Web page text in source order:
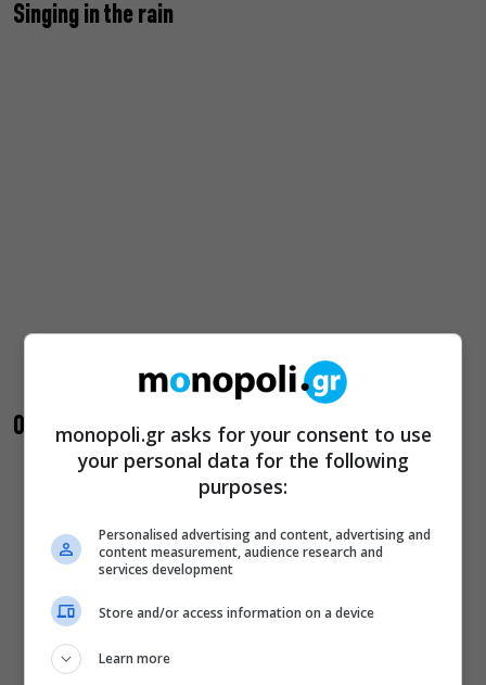
Singing in the rain
Οικογένεια Άνταμς
monopoli.gr asks for your consent to use
your personal data for the following
purposes:
Personalised advertising and content, advertising and
content measurement, audience research and
services development
Store and/or access information on a device
Learn more